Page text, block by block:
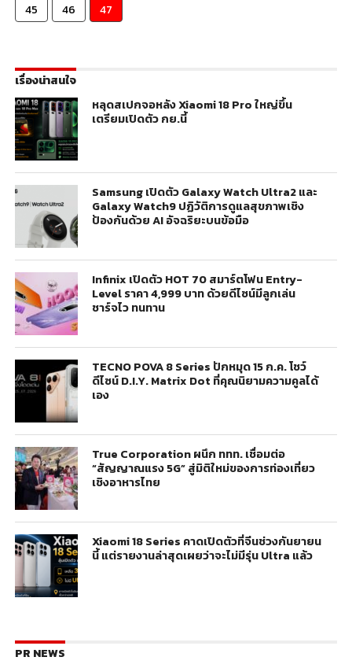
45
46 47
เรื่องน่าสนใจ
หลุดสเปกจอหลัง Xiaomi 18 Pro ใหญ่ขึ้น
เตรียมเปิดตัว กย.นี้
Samsung เปิดตัว Galaxy Watch Ultra2 และ
Galaxy Watch9 ปฏิวัติการดูแลสุขภาพเชิง
ป้องกันด้วย AI อัจฉริยะบนข้อมือ
Infinix เปิดตัว HOT 70 สมาร์ตโฟน Entry-
Level ราคา 4,999 บาท ด้วยดีไซน์มีลูกเล่น
ชาร์จไว ทนทาน
TECNO POVA 8 Series ปักหมุด 15 ก.ค. โชว์
ดีไซน์ D.I.Y. Matrix Dot ที่คุณนิยามความคูลได้
เอง
True Corporation ผนึก ททท. เชื่อมต่อ
“สัญญาณแรง 5G” สู่มิติใหม่ของการท่องเที่ยว
เชิงอาหารไทย
Xiaomi 18 Series คาดเปิดตัวที่จีนช่วงกันยายน
นี้ แต่รายงานล่าสุดเผยว่าจะไม่มีรุ่น Ultra แล้ว
PR NEWS